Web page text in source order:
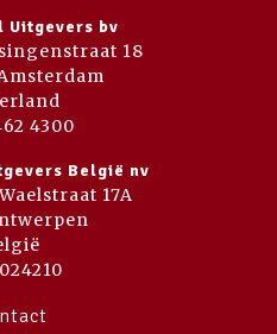
Uitgevers bv
18
4300
België nv
17A